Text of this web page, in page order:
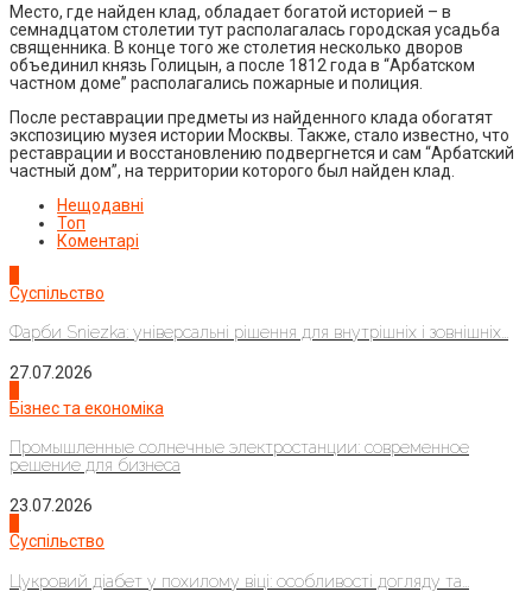
Место, где найден клад, обладает богатой историей – в
семнадцатом столетии тут располагалась городская усадьба
священника. В конце того же столетия несколько дворов
объединил князь Голицын, а после 1812 года в “Арбатском
частном доме” располагались пожарные и полиция.
После реставрации предметы из найденного клада обогатят
экспозицию музея истории Москвы. Также, стало известно, что
реставрации и восстановлению подвергнется и сам “Арбатский
частный дом”, на территории которого был найден клад.
Нещодавні
Топ
Коментарі
Суспільство
Фарби Sniezka: універсальні рішення для внутрішніх і зовнішніх...
27.07.2026
Бізнес та економіка
Промышленные солнечные электростанции: современное
решение для бизнеса
23.07.2026
Суспільство
Цукровий діабет у похилому віці: особливості догляду та...